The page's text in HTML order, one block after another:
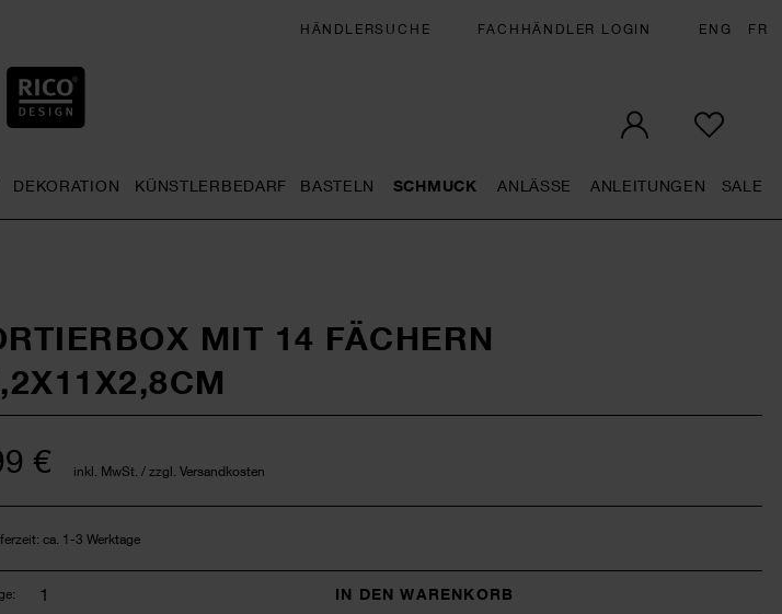
HÄNDLERSUCHE FACHHÄNDLER LOGIN ENG FR
DEKORATION KÜNSTLERBEDARF BASTELN SCHMUCK ANLÄSSE ANLEITUNGEN SALE
MIT 14 FÄCHERN
€ inkl. MwSt. / zzgl. Versandkosten
ca. 1-3 Werktage
IN DEN WARENKORB